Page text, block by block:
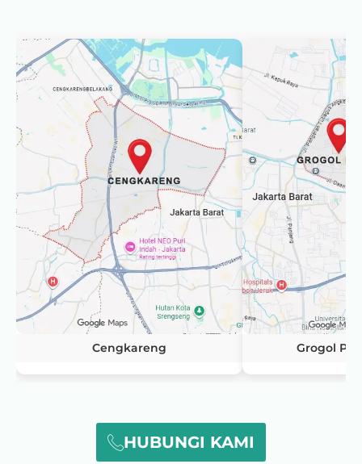
Cengkareng Grogol
HUBUNGI KAMI